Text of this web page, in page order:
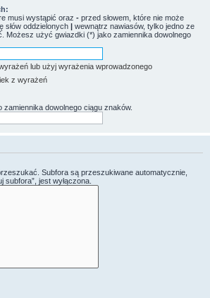
musi wystąpić oraz - przed słowem, które nie może
słów oddzielonych | wewnątrz nawiasów, tylko jedno ze
Możesz użyć gwiazdki (*) jako zamiennika dowolnego
lub użyj wyrażenia wprowadzonego
z wyrażeń
dowolnego ciągu znaków.
Subfora są przeszukiwane automatycznie,
jest wyłączona.